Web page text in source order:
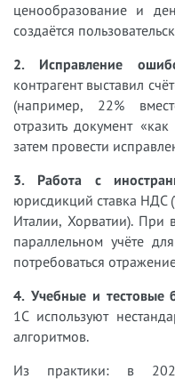
ценообразование и
создаётся
2. Исправление
контрагент выставил
(например, 22%
отразить документ
затем провести
3. Работа с
юрисдикций ставка НДС
Италии, Хорватии).
параллельном учёте
потребоваться
4. Учебные и тестовые
1С используют
алгоритмов.
Из практики: в